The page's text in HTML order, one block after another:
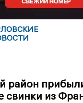
район
свинки из